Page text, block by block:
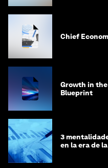
Chief
Growth in the
Blueprint
3
en la era de